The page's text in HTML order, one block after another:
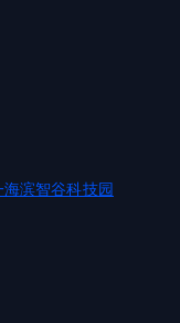
滨智谷科技园